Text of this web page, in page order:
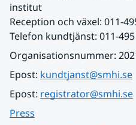
institut
Reception och växel: 011-
Telefon kundtjänst: 011-
Organisationsnummer:
Epost: kundtjanst@smhi.se
Epost: registrator@smhi.se
Press